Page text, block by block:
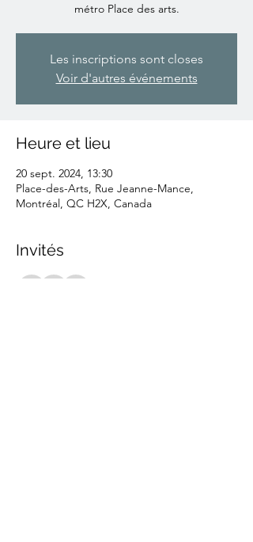
métro Place des arts.
Les inscriptions sont closes
Voir d'autres événements
Heure et lieu
20 sept. 2024, 13:30
Place-des-Arts, Rue Jeanne-Mance,
Montréal, QC H2X, Canada
Invités